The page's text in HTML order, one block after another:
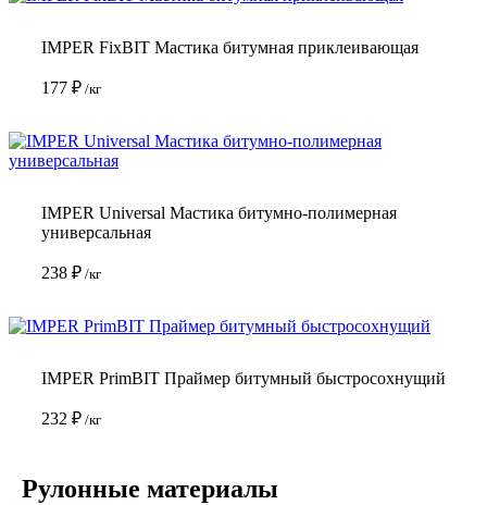
IMPER FixBIT Мастика битумная приклеивающая
177 ₽ /кг
IMPER Universal Мастика битумно-полимерная
универсальная
238 ₽ /кг
IMPER PrimBIT Праймер битумный быстросохнущий
232 ₽ /кг
Рулонные материалы